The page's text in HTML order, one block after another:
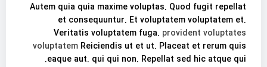
Autem quia quia maxime voluptas. Quod fugit repellat
et consequuntur. Et voluptatem voluptatem et.
Veritatis voluptatem fuga. provident voluptates
voluptatem Reiciendis ut et ut. Placeat et rerum quis
eaque aut. qui qui non. Repellat sed hic atque qui.